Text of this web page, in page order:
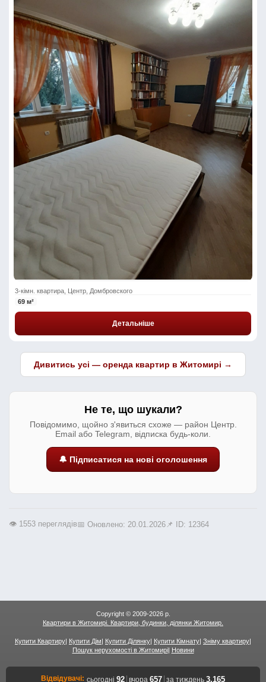
3-кімн. квартира, Центр, Домбровского
69 м²
Детальніше
Дивитись усі — оренда квартир в Житомирі →
Не те, що шукали?
Повідомимо, щойно з'явиться схоже — район Центр.
Email або Telegram, відписка будь-коли.
🔔 Підписатися на нові оголошення
👁️ 1553 переглядів📅 Оновлено: 20.01.2026📌 ID: 12364
Copyright © 2009-2026 р.
Квартири в Житомирі. Квартири, будинки, ділянки Житомир.
Купити Квартиру| Купити Дім| Купити Ділянку| Купити Кімнату| Зніму квартиру|
Пошук нерухомості в Житомирі| Новини
Відвідувачі: сьогодні 92 | вчора 657 | за тиждень 3,165